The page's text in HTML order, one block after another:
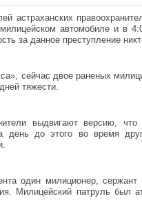
астраханских
автомобиле и в
за данное преступление
сейчас двое раненых
тяжести.
выдвигают версию,
до этого во время
один милиционер,
Милицейский патруль был